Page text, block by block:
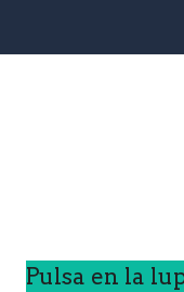
Pulsa en la